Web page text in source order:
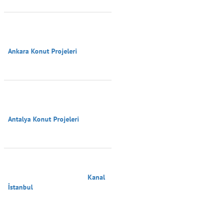
Ankara Konut Projeleri
Antalya Konut Projeleri
İstanbul